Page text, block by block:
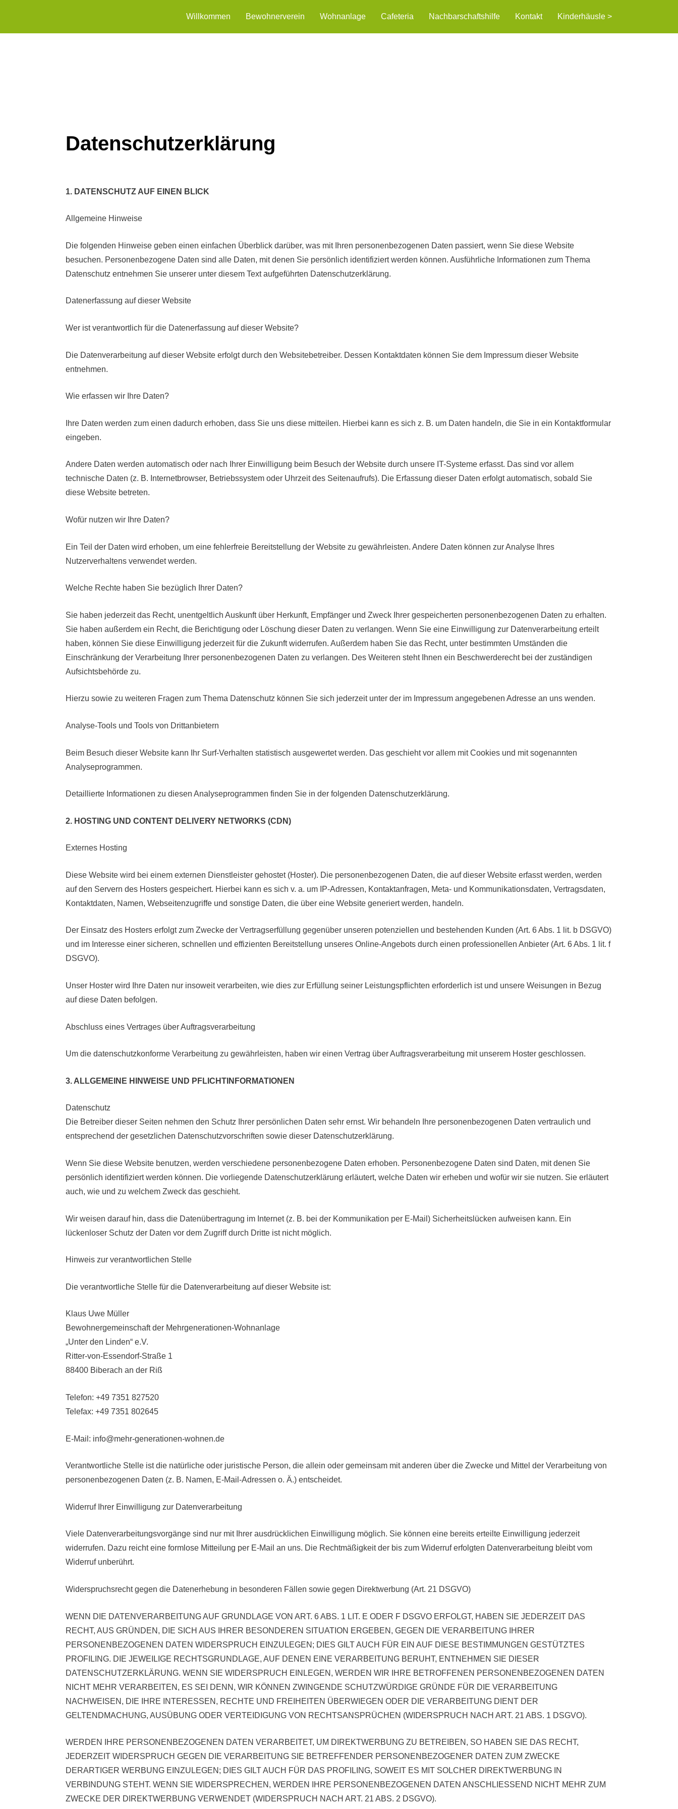
Willkommen Bewohnerverein Wohnanlage Cafeteria Nachbarschaftshilfe Kontakt Kinderhäusle >
Datenschutzerklärung
1. DATENSCHUTZ AUF EINEN BLICK
Allgemeine Hinweise
Die folgenden Hinweise geben einen einfachen Überblick darüber, was mit Ihren personenbezogenen Daten passiert, wenn Sie diese Website
besuchen. Personenbezogene Daten sind alle Daten, mit denen Sie persönlich identifiziert werden können. Ausführliche Informationen zum Thema
Datenschutz entnehmen Sie unserer unter diesem Text aufgeführten Datenschutzerklärung.
Datenerfassung auf dieser Website
Wer ist verantwortlich für die Datenerfassung auf dieser Website?
Die Datenverarbeitung auf dieser Website erfolgt durch den Websitebetreiber. Dessen Kontaktdaten können Sie dem Impressum dieser Website
entnehmen.
Wie erfassen wir Ihre Daten?
Ihre Daten werden zum einen dadurch erhoben, dass Sie uns diese mitteilen. Hierbei kann es sich z. B. um Daten handeln, die Sie in ein Kontaktformular
eingeben.
Andere Daten werden automatisch oder nach Ihrer Einwilligung beim Besuch der Website durch unsere IT-Systeme erfasst. Das sind vor allem
technische Daten (z. B. Internetbrowser, Betriebssystem oder Uhrzeit des Seitenaufrufs). Die Erfassung dieser Daten erfolgt automatisch, sobald Sie
diese Website betreten.
Wofür nutzen wir Ihre Daten?
Ein Teil der Daten wird erhoben, um eine fehlerfreie Bereitstellung der Website zu gewährleisten. Andere Daten können zur Analyse Ihres
Nutzerverhaltens verwendet werden.
Welche Rechte haben Sie bezüglich Ihrer Daten?
Sie haben jederzeit das Recht, unentgeltlich Auskunft über Herkunft, Empfänger und Zweck Ihrer gespeicherten personenbezogenen Daten zu erhalten.
Sie haben außerdem ein Recht, die Berichtigung oder Löschung dieser Daten zu verlangen. Wenn Sie eine Einwilligung zur Datenverarbeitung erteilt
haben, können Sie diese Einwilligung jederzeit für die Zukunft widerrufen. Außerdem haben Sie das Recht, unter bestimmten Umständen die
Einschränkung der Verarbeitung Ihrer personenbezogenen Daten zu verlangen. Des Weiteren steht Ihnen ein Beschwerderecht bei der zuständigen
Aufsichtsbehörde zu.
Hierzu sowie zu weiteren Fragen zum Thema Datenschutz können Sie sich jederzeit unter der im Impressum angegebenen Adresse an uns wenden.
Analyse-Tools und Tools von Drittanbietern
Beim Besuch dieser Website kann Ihr Surf-Verhalten statistisch ausgewertet werden. Das geschieht vor allem mit Cookies und mit sogenannten
Analyseprogrammen.
Detaillierte Informationen zu diesen Analyseprogrammen finden Sie in der folgenden Datenschutzerklärung.
2. HOSTING UND CONTENT DELIVERY NETWORKS (CDN)
Externes Hosting
Diese Website wird bei einem externen Dienstleister gehostet (Hoster). Die personenbezogenen Daten, die auf dieser Website erfasst werden, werden
auf den Servern des Hosters gespeichert. Hierbei kann es sich v. a. um IP-Adressen, Kontaktanfragen, Meta- und Kommunikationsdaten, Vertragsdaten,
Kontaktdaten, Namen, Webseitenzugriffe und sonstige Daten, die über eine Website generiert werden, handeln.
Der Einsatz des Hosters erfolgt zum Zwecke der Vertragserfüllung gegenüber unseren potenziellen und bestehenden Kunden (Art. 6 Abs. 1 lit. b DSGVO)
und im Interesse einer sicheren, schnellen und effizienten Bereitstellung unseres Online-Angebots durch einen professionellen Anbieter (Art. 6 Abs. 1 lit. f
DSGVO).
Unser Hoster wird Ihre Daten nur insoweit verarbeiten, wie dies zur Erfüllung seiner Leistungspflichten erforderlich ist und unsere Weisungen in Bezug
auf diese Daten befolgen.
Abschluss eines Vertrages über Auftragsverarbeitung
Um die datenschutzkonforme Verarbeitung zu gewährleisten, haben wir einen Vertrag über Auftragsverarbeitung mit unserem Hoster geschlossen.
3. ALLGEMEINE HINWEISE UND PFLICHTINFORMATIONEN
Datenschutz
Die Betreiber dieser Seiten nehmen den Schutz Ihrer persönlichen Daten sehr ernst. Wir behandeln Ihre personenbezogenen Daten vertraulich und
entsprechend der gesetzlichen Datenschutzvorschriften sowie dieser Datenschutzerklärung.
Wenn Sie diese Website benutzen, werden verschiedene personenbezogene Daten erhoben. Personenbezogene Daten sind Daten, mit denen Sie
persönlich identifiziert werden können. Die vorliegende Datenschutzerklärung erläutert, welche Daten wir erheben und wofür wir sie nutzen. Sie erläutert
auch, wie und zu welchem Zweck das geschieht.
Wir weisen darauf hin, dass die Datenübertragung im Internet (z. B. bei der Kommunikation per E-Mail) Sicherheitslücken aufweisen kann. Ein
lückenloser Schutz der Daten vor dem Zugriff durch Dritte ist nicht möglich.
Hinweis zur verantwortlichen Stelle
Die verantwortliche Stelle für die Datenverarbeitung auf dieser Website ist:
Klaus Uwe Müller
Bewohnergemeinschaft der Mehrgenerationen-Wohnanlage
„Unter den Linden“ e.V.
Ritter-von-Essendorf-Straße 1
88400 Biberach an der Riß
Telefon: +49 7351 827520
Telefax: +49 7351 802645
E-Mail: info@mehr-generationen-wohnen.de
Verantwortliche Stelle ist die natürliche oder juristische Person, die allein oder gemeinsam mit anderen über die Zwecke und Mittel der Verarbeitung von
personenbezogenen Daten (z. B. Namen, E-Mail-Adressen o. Ä.) entscheidet.
Widerruf Ihrer Einwilligung zur Datenverarbeitung
Viele Datenverarbeitungsvorgänge sind nur mit Ihrer ausdrücklichen Einwilligung möglich. Sie können eine bereits erteilte Einwilligung jederzeit
widerrufen. Dazu reicht eine formlose Mitteilung per E-Mail an uns. Die Rechtmäßigkeit der bis zum Widerruf erfolgten Datenverarbeitung bleibt vom
Widerruf unberührt.
Widerspruchsrecht gegen die Datenerhebung in besonderen Fällen sowie gegen Direktwerbung (Art. 21 DSGVO)
WENN DIE DATENVERARBEITUNG AUF GRUNDLAGE VON ART. 6 ABS. 1 LIT. E ODER F DSGVO ERFOLGT, HABEN SIE JEDERZEIT DAS
RECHT, AUS GRÜNDEN, DIE SICH AUS IHRER BESONDEREN SITUATION ERGEBEN, GEGEN DIE VERARBEITUNG IHRER
PERSONENBEZOGENEN DATEN WIDERSPRUCH EINZULEGEN; DIES GILT AUCH FÜR EIN AUF DIESE BESTIMMUNGEN GESTÜTZTES
PROFILING. DIE JEWEILIGE RECHTSGRUNDLAGE, AUF DENEN EINE VERARBEITUNG BERUHT, ENTNEHMEN SIE DIESER
DATENSCHUTZERKLÄRUNG. WENN SIE WIDERSPRUCH EINLEGEN, WERDEN WIR IHRE BETROFFENEN PERSONENBEZOGENEN DATEN
NICHT MEHR VERARBEITEN, ES SEI DENN, WIR KÖNNEN ZWINGENDE SCHUTZWÜRDIGE GRÜNDE FÜR DIE VERARBEITUNG
NACHWEISEN, DIE IHRE INTERESSEN, RECHTE UND FREIHEITEN ÜBERWIEGEN ODER DIE VERARBEITUNG DIENT DER
GELTENDMACHUNG, AUSÜBUNG ODER VERTEIDIGUNG VON RECHTSANSPRÜCHEN (WIDERSPRUCH NACH ART. 21 ABS. 1 DSGVO).
WERDEN IHRE PERSONENBEZOGENEN DATEN VERARBEITET, UM DIREKTWERBUNG ZU BETREIBEN, SO HABEN SIE DAS RECHT,
JEDERZEIT WIDERSPRUCH GEGEN DIE VERARBEITUNG SIE BETREFFENDER PERSONENBEZOGENER DATEN ZUM ZWECKE
DERARTIGER WERBUNG EINZULEGEN; DIES GILT AUCH FÜR DAS PROFILING, SOWEIT ES MIT SOLCHER DIREKTWERBUNG IN
VERBINDUNG STEHT. WENN SIE WIDERSPRECHEN, WERDEN IHRE PERSONENBEZOGENEN DATEN ANSCHLIESSEND NICHT MEHR ZUM
ZWECKE DER DIREKTWERBUNG VERWENDET (WIDERSPRUCH NACH ART. 21 ABS. 2 DSGVO).